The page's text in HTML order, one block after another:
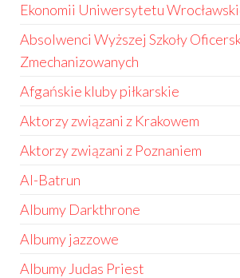
Ekonomii Uniwersytetu
Absolwenci Wyższej Szkoły
Zmechanizowanych
Afgańskie kluby piłkarskie
Aktorzy związani z Krakowem
Aktorzy związani z Poznaniem
Al-Batrun
Albumy Darkthrone
Albumy jazzowe
Albumy Judas Priest